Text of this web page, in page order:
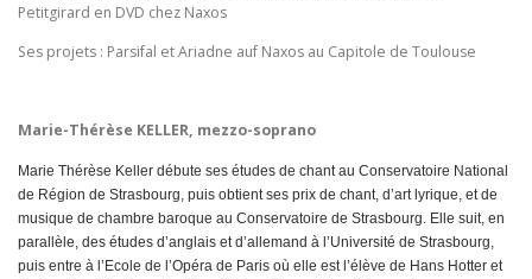
Petitgirard en DVD chez Naxos
Ses projets : Parsifal et Ariadne auf Naxos au Capitole de Toulouse
Marie-Thérèse KELLER, mezzo-soprano
Marie Thérèse Keller débute ses études de chant au Conservatoire National
de Région de Strasbourg, puis obtient ses prix de chant, d’art lyrique, et de
musique de chambre baroque au Conservatoire de Strasbourg. Elle suit, en
parallèle, des études d’anglais et d’allemand à l’Université de Strasbourg,
puis entre à l’Ecole de l’Opéra de Paris où elle est l’élève de Hans Hotter et